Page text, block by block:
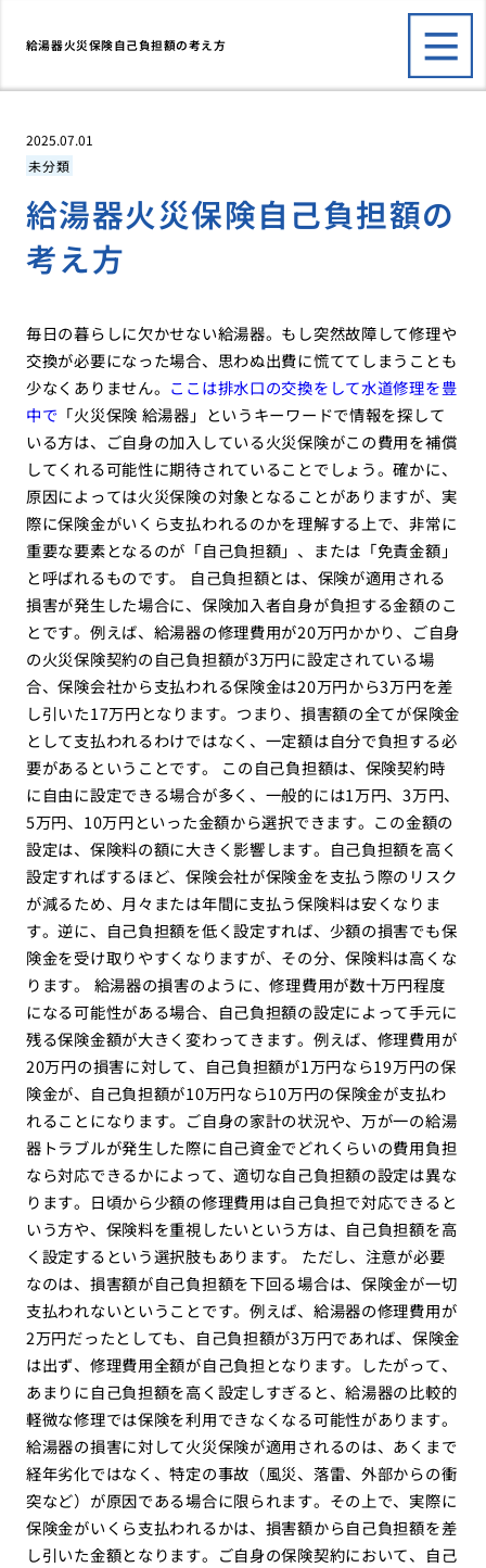
給湯器火災保険自己負担額の考え方
2025.07.01
未分類
給湯器火災保険自己負担額の
考え方
毎日の暮らしに欠かせない給湯器。もし突然故障して修理や
交換が必要になった場合、思わぬ出費に慌ててしまうことも
少なくありません。 ここは排水口の交換をして水道修理を豊
中で 「火災保険 給湯器」というキーワードで情報を探して
いる方は、ご自身の加入している火災保険がこの費用を補償
してくれる可能性に期待されていることでしょう。確かに、
原因によっては火災保険の対象となることがありますが、実
際に保険金がいくら支払われるのかを理解する上で、非常に
重要な要素となるのが「自己負担額」、または「免責金額」
と呼ばれるものです。 自己負担額とは、保険が適用される
損害が発生した場合に、保険加入者自身が負担する金額のこ
とです。例えば、給湯器の修理費用が20万円かかり、ご自身
の火災保険契約の自己負担額が3万円に設定されている場
合、保険会社から支払われる保険金は20万円から3万円を差
し引いた17万円となります。つまり、損害額の全てが保険金
として支払われるわけではなく、一定額は自分で負担する必
要があるということです。 この自己負担額は、保険契約時
に自由に設定できる場合が多く、一般的には1万円、3万円、
5万円、10万円といった金額から選択できます。この金額の
設定は、保険料の額に大きく影響します。自己負担額を高く
設定すればするほど、保険会社が保険金を支払う際のリスク
が減るため、月々または年間に支払う保険料は安くなりま
す。逆に、自己負担額を低く設定すれば、少額の損害でも保
険金を受け取りやすくなりますが、その分、保険料は高くな
ります。 給湯器の損害のように、修理費用が数十万円程度
になる可能性がある場合、自己負担額の設定によって手元に
残る保険金額が大きく変わってきます。例えば、修理費用が
20万円の損害に対して、自己負担額が1万円なら19万円の保
険金が、自己負担額が10万円なら10万円の保険金が支払わ
れることになります。ご自身の家計の状況や、万が一の給湯
器トラブルが発生した際に自己資金でどれくらいの費用負担
なら対応できるかによって、適切な自己負担額の設定は異な
ります。日頃から少額の修理費用は自己負担で対応できると
いう方や、保険料を重視したいという方は、自己負担額を高
く設定するという選択肢もあります。 ただし、注意が必要
なのは、損害額が自己負担額を下回る場合は、保険金が一切
支払われないということです。例えば、給湯器の修理費用が
2万円だったとしても、自己負担額が3万円であれば、保険金
は出ず、修理費用全額が自己負担となります。したがって、
あまりに自己負担額を高く設定しすぎると、給湯器の比較的
軽微な修理では保険を利用できなくなる可能性があります。
給湯器の損害に対して火災保険が適用されるのは、あくまで
経年劣化ではなく、特定の事故（風災、落雷、外部からの衝
突など）が原因である場合に限られます。その上で、実際に
保険金がいくら支払われるかは、損害額から自己負担額を差
し引いた金額となります。ご自身の保険契約において、自己